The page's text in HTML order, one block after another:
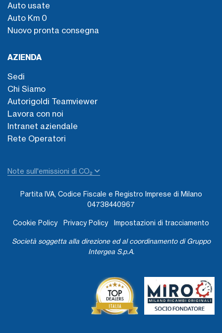
Auto usate
Auto Km 0
Nuovo pronta consegna
AZIENDA
Sedi
Chi Siamo
Autorigoldi Teamviewer
Lavora con noi
Intranet aziendale
Rete Operatori
Note sull'emissioni di CO₂
Partita IVA, Codice Fiscale e Registro Imprese di Milano
04738440967
Cookie Policy Privacy Policy Impostazioni di tracciamento
Società soggetta alla direzione ed al coordinamento di Gruppo
Intergea S.p.A.